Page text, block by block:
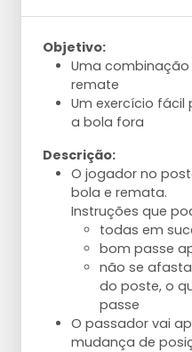
Objetivo:
Uma
remate
Um exercício fácil
a bola fora
Descrição:
O jogador no
bola e remata.
Instruções que
todas em
bom passe
não se
do poste, o
passe
O passador vai
mudança de